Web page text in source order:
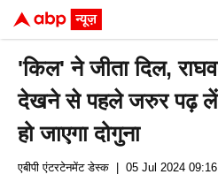
'किल' ने जीता दिल,
देखने से पहले जरुर पढ़ लें
हो जाएगा दोगुना
एबीपी एंटरटेनमेंट डेस्क | 05 Jul 2024